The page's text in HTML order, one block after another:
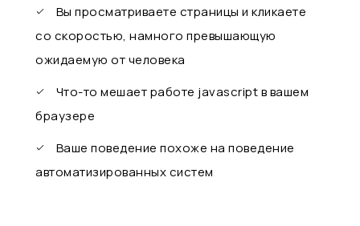
Вы просматриваете страницы и кликаете
со скоростью, намного превышающую
ожидаемую от человека
Что-то мешает работе javascript в вашем
браузере
Ваше поведение похоже на поведение
автоматизированных систем